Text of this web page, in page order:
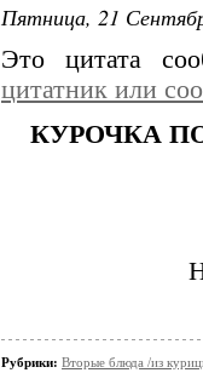
Пятница, 21
Это цитата
цитатник или
КУРОЧКА
Рубрики: Вторые блюда /из